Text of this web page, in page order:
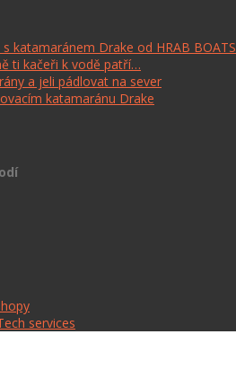
katamaránem Drake od HRAB BOATS
ti kačeři k vodě patří…
a jeli pádlovat na sever
katamaránu Drake
services